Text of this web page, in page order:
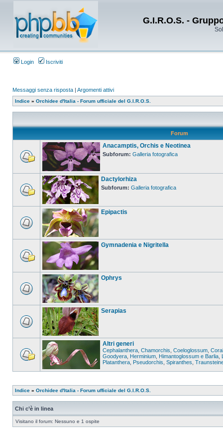
G.I.R.O.S. -
Login Iscriviti
Messaggi senza risposta | Argomenti attivi
Indice » Orchidee d'Italia - Forum ufficiale del G.I.R.O.S.
Forum
Anacamptis, Orchis e Neotinea
Subforum: Galleria fotografica
Dactylorhiza
Subforum: Galleria fotografica
Epipactis
Gymnadenia e Nigritella
Ophrys
Serapias
Altri generi
Cephalanthera Chamorchis Coeloglossum
Goodyera Herminium Himantoglossum e Barlia
Platanthera Pseudorchis Spiranthes
Indice » Orchidee d'Italia - Forum ufficiale del G.I.R.O.S.
Chi c’è in linea
Visitano il forum: Nessuno e 1 ospite